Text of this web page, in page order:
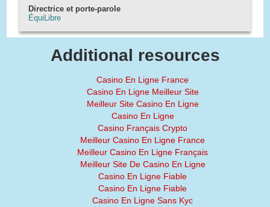
Directrice et porte-parole
ÉquiLibre
Additional resources
Casino En Ligne France
Casino En Ligne Meilleur Site
Meilleur Site Casino En Ligne
Casino En Ligne
Casino Français Crypto
Meilleur Casino En Ligne France
Meilleur Casino En Ligne Français
Meilleur Site De Casino En Ligne
Casino En Ligne Fiable
Casino En Ligne Fiable
Casino En Ligne Sans Kyc